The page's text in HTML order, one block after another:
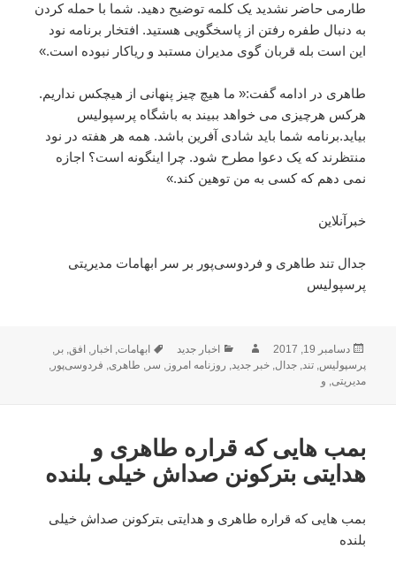
طارمی حاضر نشدید یک کلمه توضیح دهید. شما با حمله کردن
به دنبال طفره رفتن از پاسخگویی هستید. افتخار برنامه نود
این است بله قربان گوی مدیران مستبد و ریاکار نبوده است.»
طاهری در ادامه گفت:« ما هیچ چیز پنهانی از هیچکس نداریم.
هرکس هرچیزی می خواهد ببیند به باشگاه پرسپولیس
بیاید.برنامه شما باید شادی آفرین باشد. همه هر هفته در نود
منتظرند که یک دعوا مطرح شود. چرا اینگونه است؟ اجازه
نمی دهم که کسی به من توهین کند.»
خبرآنلاین
جدال تند طاهری و فردوسی‌پور بر سر ابهامات مدیریتی
پرسپولیس
ارسال
شده
در
دسامبر 19, 2017 نویسندهدسته‌ها
اخبار جدید برچسب‌ها
ابهامات, اخبار, افق,بر,
پرسپولیس,تند,جدال,خبر جدید, روزنامه امروز, سر, طاهری, فردوسی‌پور,
مدیریتی, و
بمب هایی که قراره طاهری و
هدایتی بترکونن صداش خیلی بلنده
بمب هایی که قراره طاهری و هدایتی بترکونن صداش خیلی
بلنده